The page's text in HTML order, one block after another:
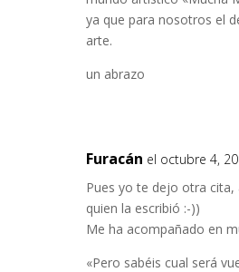
ya que para nosotros el
arte.
un abrazo
Furacán el octubre 4,
Pues yo te dejo otra cita,
quien la escribió :-))
Me ha acompañado en
«Pero sabéis cual será